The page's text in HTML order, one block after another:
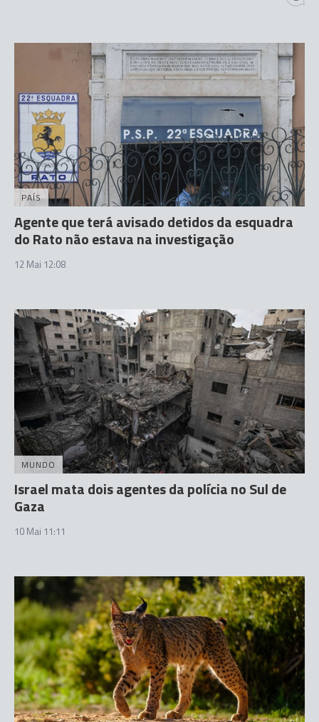
PAÍS
Agente que terá avisado detidos da esquadra
do Rato não estava na investigação
12 Mai 12:08
MUNDO
Israel mata dois agentes da polícia no Sul de
Gaza
10 Mai 11:11